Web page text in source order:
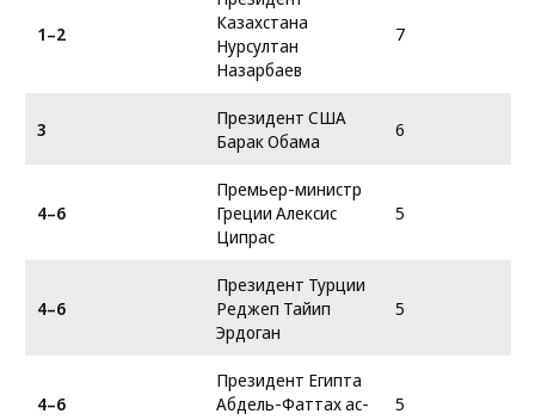
1–2
Казахстана
Нурсултан
Назарбаев
7
3
Президент США
Барак Обама
6
4–6
Премьер-министр
Греции Алексис
Ципрас
5
4–6
Президент Турции
Реджеп Тайип
Эрдоган
5
4–6
Президент Египта
Абдель-Фаттах ас-
5